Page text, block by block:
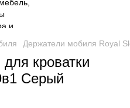
Держатели мобиля Royal
кроватки
Серый